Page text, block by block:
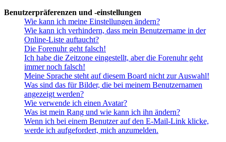
Benutzerpräferenzen und -einstellungen
Wie kann ich meine Einstellungen ändern?
Wie kann ich verhindern, dass mein Benutzername in der
Online-Liste auftaucht?
Die Forenuhr geht falsch!
Ich habe die Zeitzone eingestellt, aber die Forenuhr geht
immer noch falsch!
Meine Sprache steht auf diesem Board nicht zur Auswahl!
Was sind das für Bilder, die bei meinem Benutzernamen
angezeigt werden?
Wie verwende ich einen Avatar?
Was ist mein Rang und wie kann ich ihn ändern?
Wenn ich bei einem Benutzer auf den E-Mail-Link klicke,
werde ich aufgefordert, mich anzumelden.